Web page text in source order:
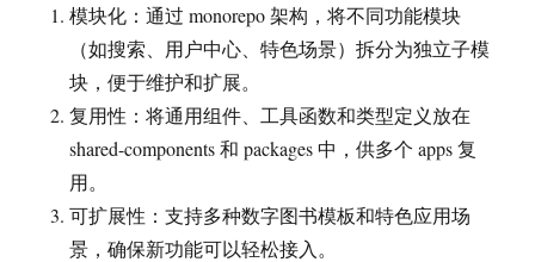
模块化：通过 monorepo 架构，将不同功能模块
（如搜索、用户中心、特色场景）拆分为独立子模
块，便于维护和扩展。
复用性：将通用组件、工具函数和类型定义放在
shared-components 和 packages 中，供多个 apps 复
用。
可扩展性：支持多种数字图书模板和特色应用场
景，确保新功能可以轻松接入。